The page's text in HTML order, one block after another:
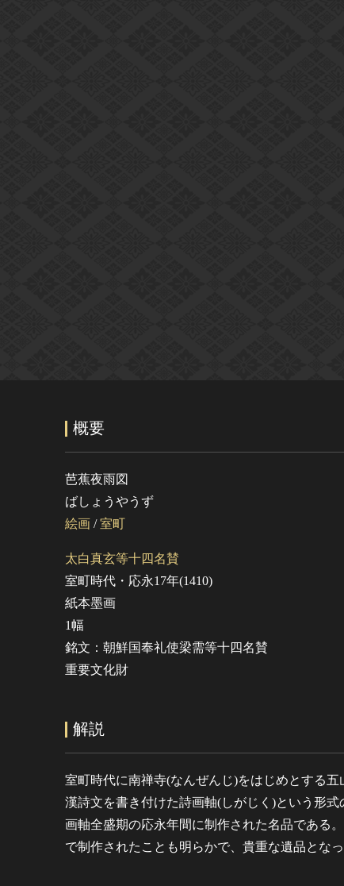
概要
芭蕉夜雨図
ばしょうやうず
絵画 /室町
太白真玄等十四名賛
室町時代・応永17年(1410)
紙本墨画
1幅
銘文：朝鮮国奉礼使梁需等十四名賛
重要文化財
解説
室町時代に南禅寺(なんぜんじ)をはじめとする
漢詩文を書き付けた詩画軸(しがじく)という形
画軸全盛期の応永年間に制作された名品である
で制作されたことも明らかで、貴重な遺品となっ